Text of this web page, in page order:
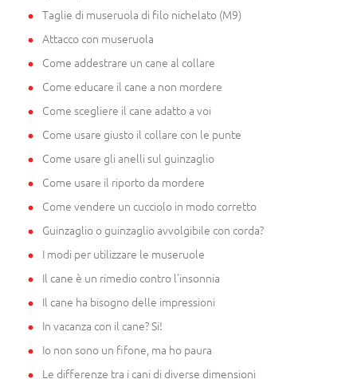
Taglie di museruola di filo nichelato (M9)
Attacco con museruola
Come addestrare un cane al collare
Come educare il cane a non mordere
Come scegliere il cane adatto a voi
Come usare giusto il collare con le punte
Come usare gli anelli sul guinzaglio
Come usare il riporto da mordere
Come vendere un cucciolo in modo corretto
Guinzaglio o guinzaglio avvolgibile con corda?
I modi per utilizzare le museruole
Il cane è un rimedio contro l'insonnia
Il cane ha bisogno delle impressioni
In vacanza con il cane? Si!
Io non sono un fifone, ma ho paura
Le differenze tra i cani di diverse dimensioni